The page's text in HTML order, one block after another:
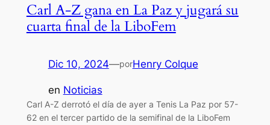
Carl A-Z gana en La Paz y jugará su
cuarta final de la LiboFem
Dic 10, 2024—porHenry Colque
en Noticias
Carl A-Z derrotó el día de ayer a Tenis La Paz por 57-
62 en el tercer partido de la semifinal de la LiboFem